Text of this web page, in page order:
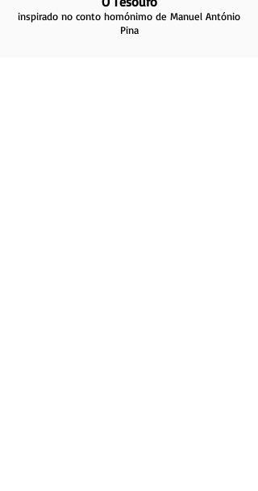
inspirado no conto homónimo de Manuel António
Pina